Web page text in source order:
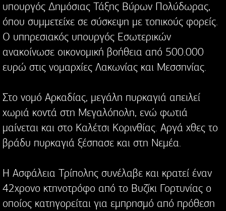
υπουργός Δημόσιας Τάξης Βύρων Πολύδωρας,
όπου συμμετείχε σε σύσκεψη με τοπικούς φορείς.
Ο υπηρεσιακός υπουργός Εσωτερικών
ανακοίνωσε οικονομική βοήθεια από 500.000
ευρώ στις νομαρχίες Λακωνίας και Μεσσηνίας.
Στο νομό Αρκαδίας, μεγάλη πυρκαγιά απειλεί
χωριά κοντά στη Μεγαλόπολη, ενώ φωτιά
μαίνεται και στο Καλέτσι Κορινθίας. Αργά χθες το
βράδυ πυρκαγιά ξέσπασε και στη Νεμέα.
H Aσφάλεια Τρίπολης συνέλαβε και κρατεί έναν
42χρονο κτηνοτρόφο από το Βυζίκι Γορτυνίας ο
οποίος κατηγορείται για εμπρησμό από πρόθεση